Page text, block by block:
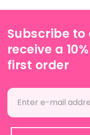
Subscribe
receive a
first order